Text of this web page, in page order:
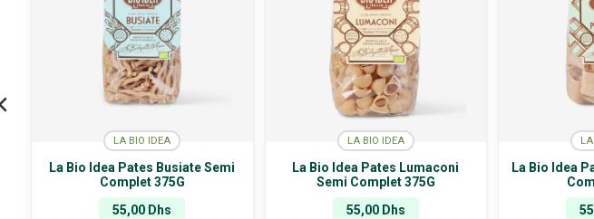
LA BIO IDEA
La Bio Idea Pates Busiate Semi
Complet 375G
55,00 Dhs
LA BIO IDEA
La Bio Idea Pates Lumaconi
Semi Complet 375G
55,00 Dhs
La Bio Idea